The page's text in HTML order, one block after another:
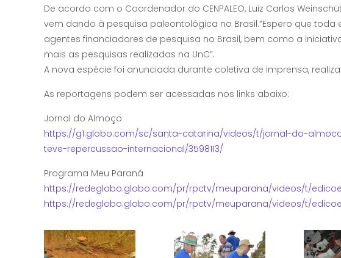
De acordo com o Coordenador do CENPALEO, Luiz Carlos
vem dando à pesquisa paleontológica no Brasil.“Espero que
agentes financiadores de pesquisa no Brasil, bem como a
mais as pesquisas realizadas na UnC”.
A nova espécie foi anunciada durante coletiva de imprensa,
As reportagens podem ser acessadas nos links abaixo:
Jornal do Almoço
https://g1.globo.com/sc/santa-catarina/videos/t/jornal-do-
teve-repercussao-internacional/3598113/
Programa Meu Paraná
https://redeglobo.globo.com/pr/rpctv/meuparana/videos/t/
https://redeglobo.globo.com/pr/rpctv/meuparana/videos/t/